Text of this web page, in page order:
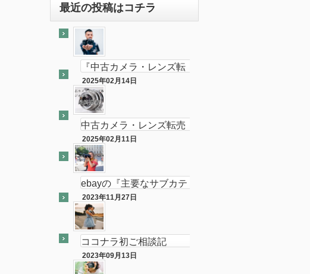
最近の投稿はコチラ
『中古カメラ・レンズ転
売ビジネスの最終奥義教
えます』のebay輸出会員
サイト付き
2025年02月14日
最終奥義
中古カメラ・レンズ転売
ビジネスの最終奥義教え
ます…を販売開始し数ヶ
月が経ちました
2025年02月11日
半隠居ライフな話
ebayの『主要なサブカテ
ゴリーの売れ筋』がカメ
ラである件
2023年11月27日
ebay
ココナラ初ご相談記
念！！（ebay中古フィル
ムカメラ輸出の相談をお
2023年09月13日
ココナラ